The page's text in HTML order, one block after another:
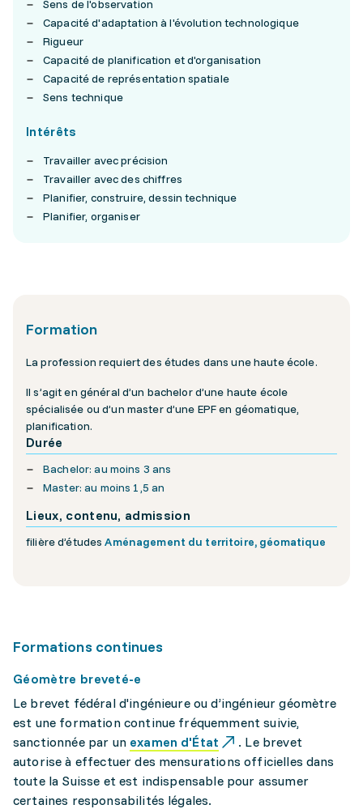
Sens de l'observation
Capacité d'adaptation à l'évolution technologique
Rigueur
Capacité de planification et d'organisation
Capacité de représentation spatiale
Sens technique
Intérêts
Travailler avec précision
Travailler avec des chiffres
Planifier, construire, dessin technique
Planifier, organiser
Formation
La profession requiert des études dans une haute école.
Il s’agit en général d’un bachelor d’une haute école
spécialisée ou d’un master d’une EPF en géomatique,
planification.
Durée
Bachelor: au moins 3 ans
Master: au moins 1,5 an
Lieux, contenu, admission
filière d’étudesAménagement du territoire, géomatique
Formations continues
Géomètre breveté-e
Le brevet fédéral d'ingénieure ou d’ingénieur géomètre
est une formation continue fréquemment suivie,
sanctionnée par un examen d'État
. Le brevet
autorise à effectuer des mensurations officielles dans
toute la Suisse et est indispensable pour assumer
certaines responsabilités légales.